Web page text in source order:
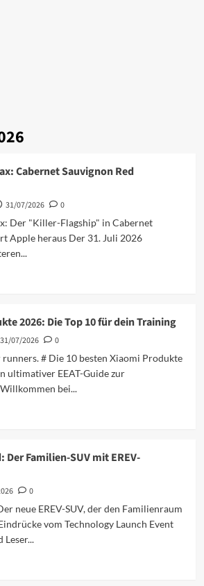
Cabernet Sauvignon Red
31/07/2026
0
Der "Killer-Flagship" in Cabernet
Apple heraus Der 31. Juli 2026
2026: Die Top 10 für dein Training
31/07/2026
0
# Die 10 besten Xiaomi Produkte
ultimativer EEAT-Guide zur
bei...
Familien-SUV mit EREV-
0
neue EREV-SUV, der den Familienraum
vom Technology Launch Event
Leser...